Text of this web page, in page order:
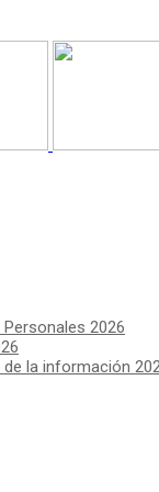
2026
de la información